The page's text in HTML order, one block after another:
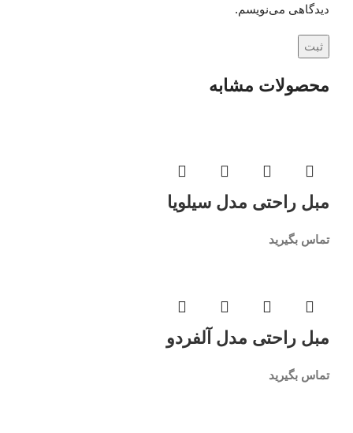
دیدگاهی می‌نویسم.
محصولات مشابه
مبل راحتی مدل سیلویا
تماس بگیرید
مبل راحتی مدل آلفردو
تماس بگیرید